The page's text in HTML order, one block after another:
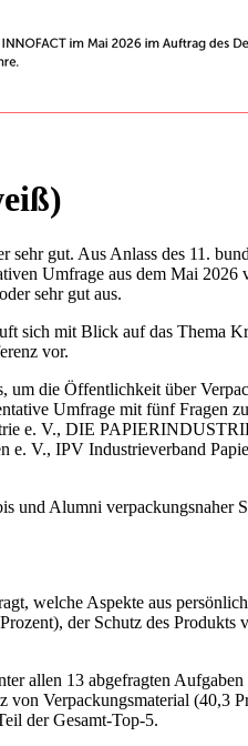
gut. Aus Anlass des 11.
Umfrage aus dem Mai
sehr gut aus.
sich mit Blick auf das Thema
vor.
die Öffentlichkeit über
Umfrage mit fünf Fragen
e. V., DIE
e. V., IPV Industrieverband
Alumni verpackungsnaher
welche Aspekte aus
der Schutz des
allen 13 abgefragten
Verpackungsmaterial (40,3
der Gesamt-Top-5.